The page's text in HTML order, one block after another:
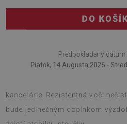
DO
Predpokladaný dátum
Piatok, 14 Augusta 2026 -
kancelárie. Rezistentná voči
bude jedinečným doplnkom